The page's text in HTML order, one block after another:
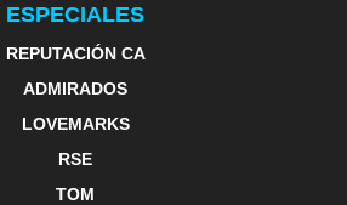
ESPECIALES
REPUTACIÓN CA
ADMIRADOS
LOVEMARKS
RSE
TOM